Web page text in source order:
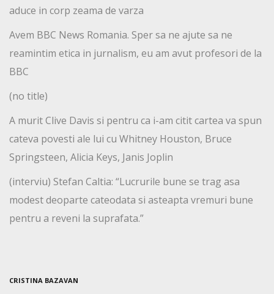
aduce in corp zeama de varza
Avem BBC News Romania. Sper sa ne ajute sa ne
reamintim etica in jurnalism, eu am avut profesori de la
BBC
(no title)
A murit Clive Davis si pentru ca i-am citit cartea va spun
cateva povesti ale lui cu Whitney Houston, Bruce
Springsteen, Alicia Keys, Janis Joplin
(interviu) Stefan Caltia: “Lucrurile bune se trag asa
modest deoparte cateodata si asteapta vremuri bune
pentru a reveni la suprafata.”
CRISTINA BAZAVAN